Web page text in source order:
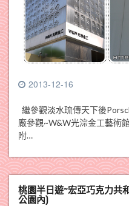
2013-12-16
繼參觀淡水琉傳天下後
廠參觀~W&W光淙金工藝術
附…
桃園半日遊~宏亞巧克力共
公園內)